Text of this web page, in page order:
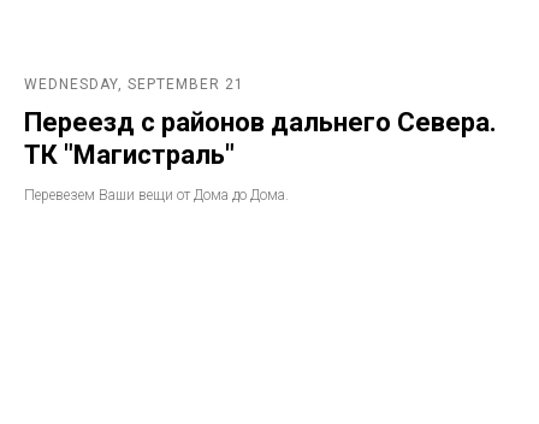
WEDNESDAY, SEPTEMBER 21
Переезд с районов дальнего Севера.
ТК "Магистраль"
Перевезем Ваши вещи от Дома до Дома.